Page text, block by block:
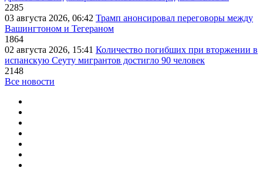
2285
03 августа 2026, 06:42 Трамп анонсировал переговоры между
Вашингтоном и Тегераном
1864
02 августа 2026, 15:41 Количество погибших при вторжении в
испанскую Сеуту мигрантов достигло 90 человек
2148
Все новости